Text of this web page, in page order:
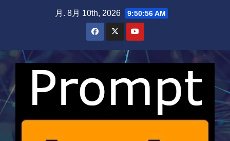
月. 8月 10th, 2026 9:50:57 AM